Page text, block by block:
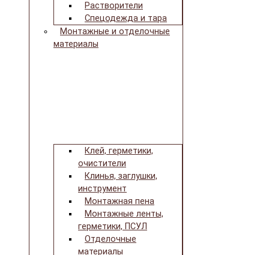
Растворители
Спецодежда и тара
Монтажные и отделочные
материалы
Клей, герметики,
очистители
Клинья, заглушки,
инструмент
Монтажная пена
Монтажные ленты,
герметики, ПСУЛ
Отделочные
материалы